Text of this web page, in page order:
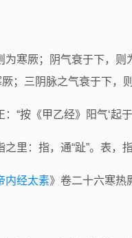
为寒厥；阴气衰于下，则
；三阴脉之气衰于下，
“按《甲乙经》阳气‘起于
里：指，通“趾”。表，
内经太素》卷二十六寒热